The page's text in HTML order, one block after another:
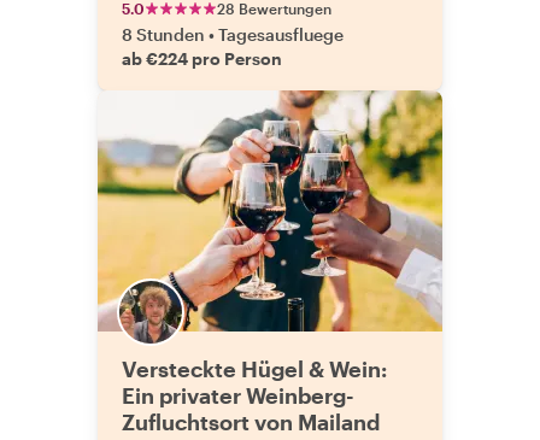
Franciacorta
5.0 28 Bewertungen
8 Stunden •Tagesausfluege
ab €224 pro Person
Versteckte Hügel & Wein:
Ein privater Weinberg-
Zufluchtsort von Mailand